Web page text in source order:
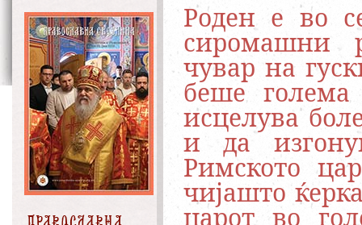
Роден е во
сиромашни
чувар на
беше
исцелува
и да
Римското
чијашто
царот во